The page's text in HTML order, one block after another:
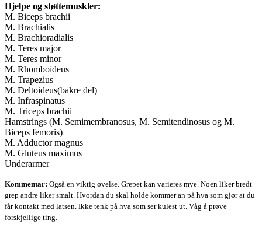
Hjelpe og støttemuskler:
M. Biceps brachii
M. Brachialis
M. Brachioradialis
M. Teres major
M. Teres minor
M. Rhomboideus
M. Trapezius
M. Deltoideus(bakre del)
M. Infraspinatus
M. Triceps brachii
Hamstrings (M. Semimembranosus, M. Semitendinosus og M.
Biceps femoris)
M. Adductor magnus
M. Gluteus maximus
Underarmer
Kommentar: Også en viktig øvelse. Grepet kan varieres mye. Noen liker bredt
grep andre liker smalt. Hvordan du skal holde kommer an på hva som gjør at du
får kontakt med latsen. Ikke tenk på hva som ser kulest ut. Våg å prøve
forskjellige ting.